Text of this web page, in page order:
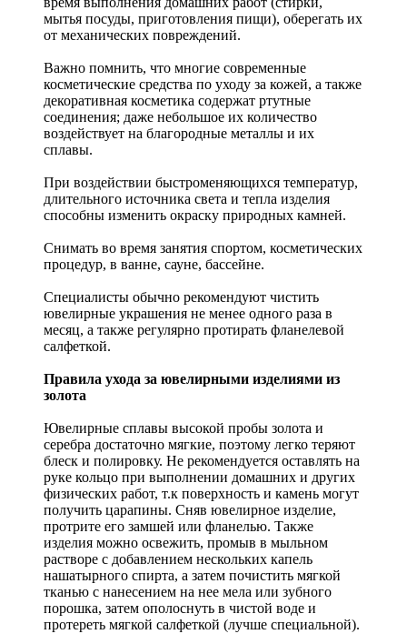
мытья посуды, приготовления пищи), оберегать их
от механических повреждений.
Важно помнить, что многие современные
косметические средства по уходу за кожей, а также
декоративная косметика содержат ртутные
соединения; даже небольшое их количество
воздействует на благородные металлы и их
сплавы.
При воздействии быстроменяющихся температур,
длительного источника света и тепла изделия
способны изменить окраску природных камней.
Снимать во время занятия спортом, косметических
процедур, в ванне, сауне, бассейне.
Специалисты обычно рекомендуют чистить
ювелирные украшения не менее одного раза в
месяц, а также регулярно протирать фланелевой
салфеткой.
Правила ухода за ювелирными изделиями из
золота
Ювелирные сплавы высокой пробы золота и
серебра достаточно мягкие, поэтому легко теряют
блеск и полировку. Не рекомендуется оставлять на
руке кольцо при выполнении домашних и других
физических работ, т.к поверхность и камень могут
получить царапины. Сняв ювелирное изделие,
протрите его замшей или фланелью. Также
изделия можно освежить, промыв в мыльном
растворе с добавлением нескольких капель
нашатырного спирта, а затем почистить мягкой
тканью с нанесением на нее мела или зубного
порошка, затем ополоснуть в чистой воде и
протереть мягкой салфеткой (лучше специальной).